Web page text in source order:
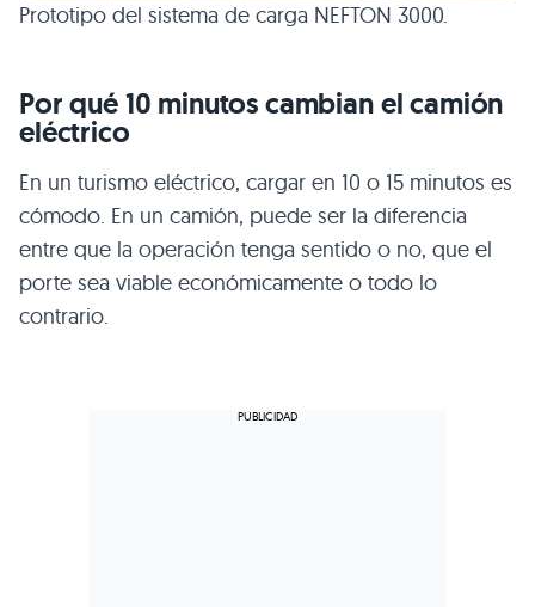
Prototipo del sistema de carga NEFTON 3000.
Por qué 10 minutos cambian el camión
eléctrico
En un turismo eléctrico, cargar en 10 o 15 minutos es
cómodo. En un camión, puede ser la diferencia
entre que la operación tenga sentido o no, que el
porte sea viable económicamente o todo lo
contrario.